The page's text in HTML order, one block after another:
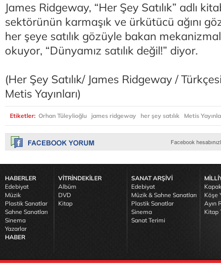
James Ridgeway, “Her Şey Satılık” adlı
sektörünün karmaşık ve ürkütücü ağını
her şeye satılık gözüyle bakan
okuyor, “Dünyamız satılık değil!” diyor.
(Her Şey Satılık/ James Ridgeway /
Metis Yayınları)
Etiketler: Orhan Tüleylioğlu james ridgeway her şey satılık Metis
HABERLER
Edebiyat
Müzik
Plastik Sanatlar
Sahne Sanatları
Sinema
Yazarlar
HABER
VİTRİNDEKİLER
Albüm
DVD
Kitap
SANAT ARŞİVİ
Edebiyat
Müzik & Sahne Sanatları
Plastik Sanatlar
Sinema
Sanat Terimi
Köşe
Ayın
Kitap